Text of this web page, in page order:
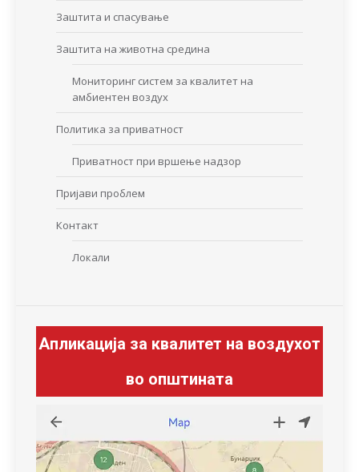
Заштита и спасување
Заштита на животна средина
Мониторинг систем за квалитет на
амбиентен воздух
Политика за приватност
Приватност при вршење надзор
Пријави проблем
Контакт
Локали
Апликација за квалитет на воздухот
во општината